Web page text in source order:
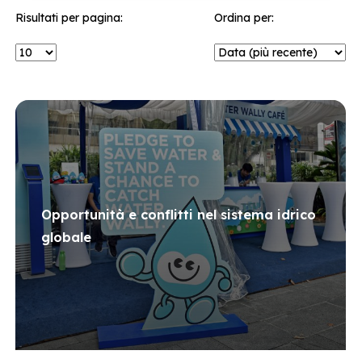
Risultati per pagina: Ordina per:
Opportunità e conflitti nel sistema idrico
globale